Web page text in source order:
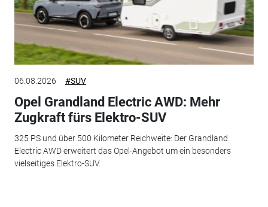
06.08.2026 #SUV
Opel Grandland Electric AWD: Mehr
Zugkraft fürs Elektro-SUV
325 PS und über 500 Kilometer Reichweite: Der Grandland
Electric AWD erweitert das Opel-Angebot um ein besonders
vielseitiges Elektro-SUV.